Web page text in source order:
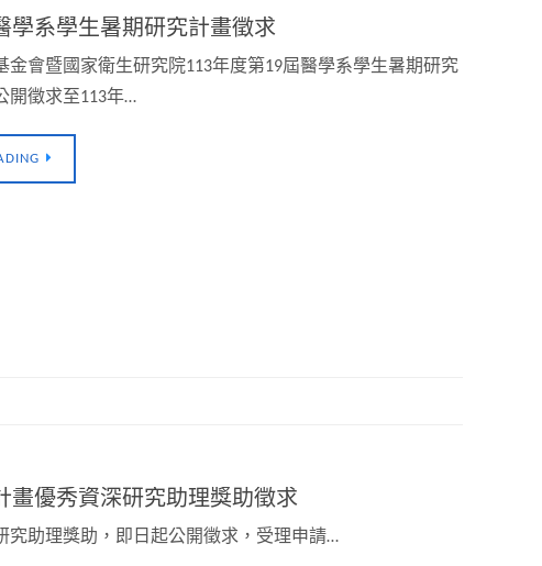
學系學生暑期研究計畫徵求
金會暨國家衛生研究院113年度第19屆醫學系學生暑期研究
開徵求至113年…
畫優秀資深研究助理獎助徵求
究助理獎助，即日起公開徵求，受理申請…